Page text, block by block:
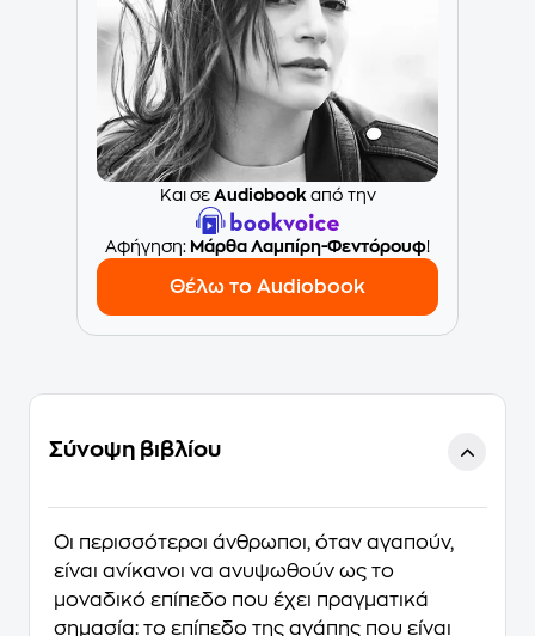
Και σε Audiobookαπό την
Aφήγηση: Μάρθα Λαμπίρη-Φεντόρουφ!
Θέλω το Audiobook
Σύνοψη βιβλίου
Οι περισσότεροι άνθρωποι, όταν αγαπούν,
είναι ανίκανοι να ανυψωθούν ως το
μοναδικό επίπεδο που έχει πραγματικά
σημασία: το επίπεδο της αγάπης που είναι